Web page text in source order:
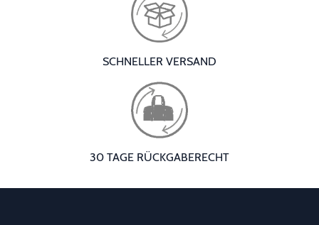
SCHNELLER VERSAND
30 TAGE RÜCKGABERECHT